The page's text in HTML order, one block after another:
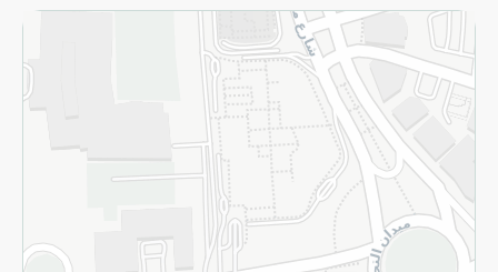
الاسترجاع
سياسة الاستخدام
سياسة الخصوصية
قم بالتسجيل للنشرة